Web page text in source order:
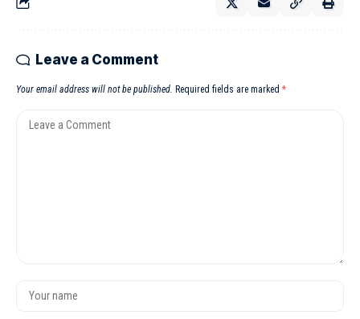
Leave a Comment
Your email address will not be published. Required fields are marked *